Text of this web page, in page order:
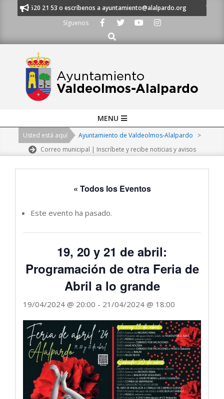
al 91 620 21 53 o escríbenos a ayuntamiento@alalpardo.org
TE
Síguenos
Buscar
Navigation
MENU
Usted está aquí Ayuntamiento de Valdeolmos-Alalpardo
>
Correo municipal | Inscríbete y recibe noticias y avisos
« Todos los Eventos
Este evento ha pasado.
19, 20 y 21 de abril:
Programación de otra Feria de
Abril a lo grande
19/04/2024 @ 20:00 - 21/04/2024 @ 18:00